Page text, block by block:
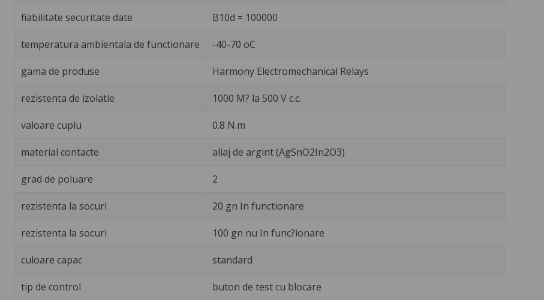
fiabilitate securitate date B10d = 100000
temperatura ambientala de functionare -40-70 oC
gama de produse Harmony Electromechanical Relays
rezistenta de izolatie 1000 M? la 500 V c.c.
valoare cuplu 0.8 N.m
material contacte aliaj de argint (AgSnO2In2O3)
grad de poluare 2
rezistenta la socuri 20 gn In functionare
rezistenta la socuri 100 gn nu In func?ionare
culoare capac standard
tip de control buton de test cu blocare